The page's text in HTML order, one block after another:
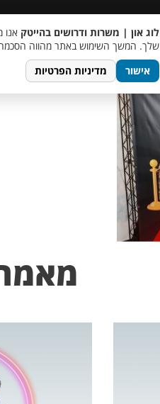
לוג און | משרות ודרושים בהייטק
שלך. המשך השימוש באתר מהווה הסכמה
אישור
מדיניות הפרטיות